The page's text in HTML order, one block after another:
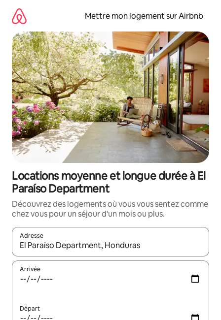
directement
contenu
Mettre mon logement sur Airbnb
Locations moyenne et longue durée à El
Paraíso Department
Découvrez des logements où vous vous sentez comme
chez vous pour un séjour d'un mois ou plus.
Adresse
Lorsque les résultats s'affichent, utilisez les flèches vers le
Arrivée
Départ